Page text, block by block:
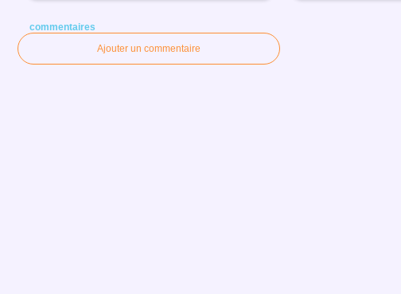
commentaires
Ajouter un commentaire